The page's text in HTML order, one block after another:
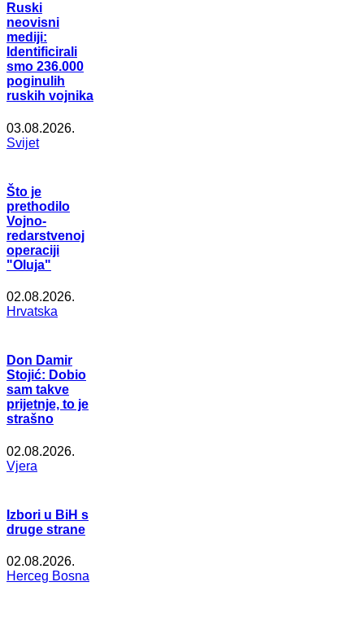
Ruski
neovisni
mediji:
Identificirali
smo 236.000
poginulih
ruskih vojnika
03.08.2026.
Svijet
Što je
prethodilo
Vojno-
redarstvenoj
operaciji
"Oluja"
02.08.2026.
Hrvatska
Don Damir
Stojić: Dobio
sam takve
prijetnje, to je
strašno
02.08.2026.
Vjera
Izbori u BiH s
druge strane
02.08.2026.
Herceg Bosna